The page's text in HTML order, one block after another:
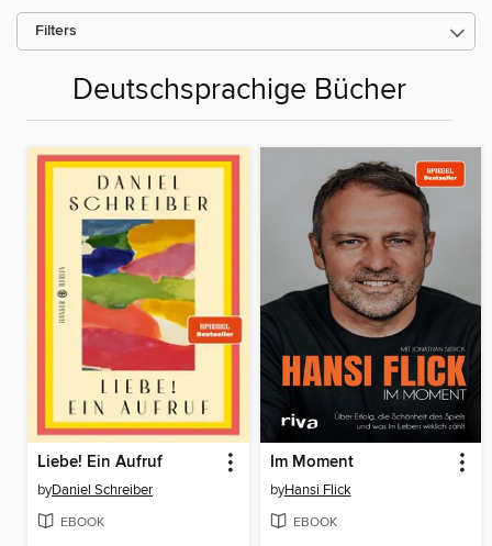
Filters
Deutschsprachige Bücher
Liebe! Ein Aufruf
byDaniel Schreiber
EBOOK
Im Moment
byHansi Flick
EBOOK